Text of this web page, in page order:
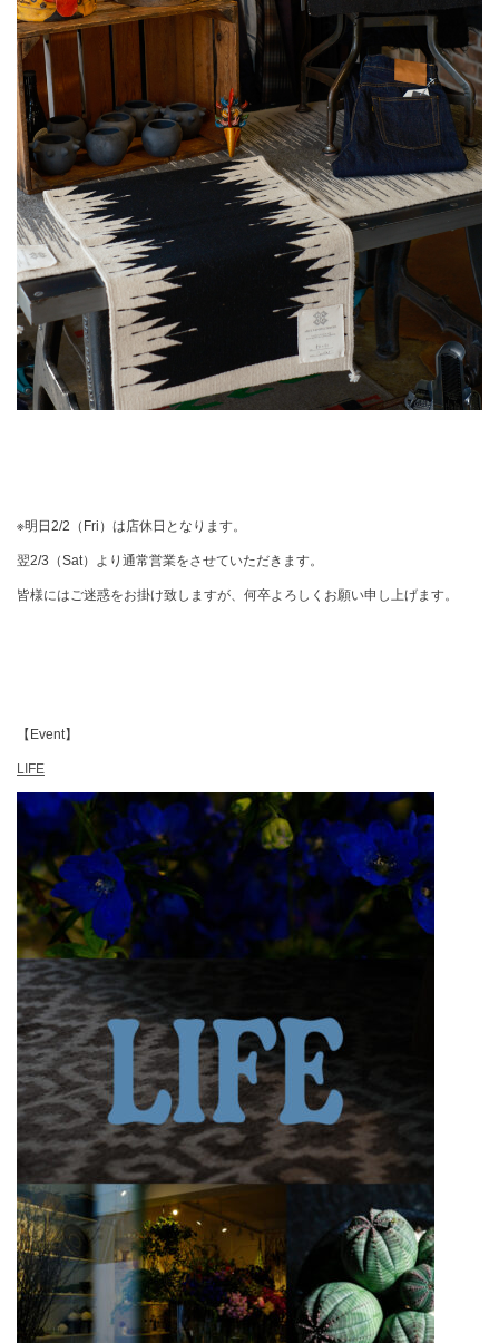
※明日2/2（Fri）は店休日となります。
翌2/3（Sat）より通常営業をさせていただきます。
皆様にはご迷惑をお掛け致しますが、何卒よろしくお願い申し上げます。
【Event】
LIFE